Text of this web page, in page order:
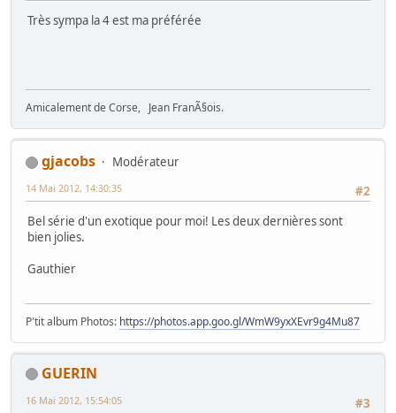
Très sympa la 4 est ma préférée
Amicalement de Corse, Jean FranÃ§ois.
gjacobs
Modérateur
#2
14 Mai 2012, 14:30:35
Bel série d'un exotique pour moi! Les deux dernières sont
bien jolies.
Gauthier
P'tit album Photos: https://photos.app.goo.gl/WmW9yxXEvr9g4Mu87
GUERIN
#3
16 Mai 2012, 15:54:05